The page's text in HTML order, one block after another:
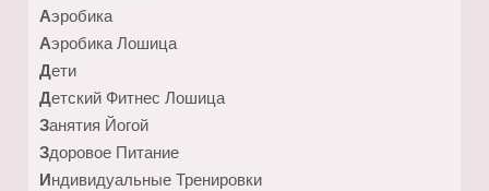
Аэробика
Аэробика Лошица
Дети
Детский Фитнес Лошица
Занятия Йогой
Здоровое Питание
Индивидуальные Тренировки